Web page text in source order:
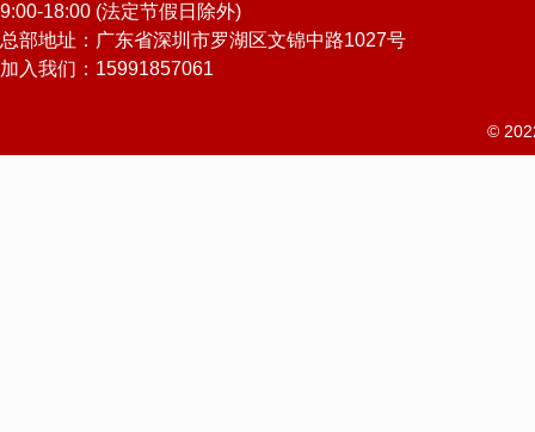
9:00-18:00 (法定节假日除外)
总部地址：广东省深圳市罗湖区文锦中路1027号
加入我们：15991857061
©